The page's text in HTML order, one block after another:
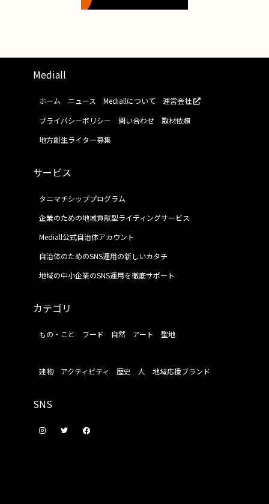
Mediall
ホーム ニュース Mediallについて
運営会社
プライバシーポリシー
問い合わせ
取材依頼
地方創生ライター募集
サービス
タニマチシッププログラム
企業のための地域貢献型ライティングサービス
Mediall公式自治体アカウント
自治体のためのSNS運用の新しいカタチ
地域の中小企業のSNS運用を徹底サポート
カテゴリ
もの・こと フード 自然 アート 聖地
建物 アクティビティ 歴史 人 地域応援ブランド
SNS